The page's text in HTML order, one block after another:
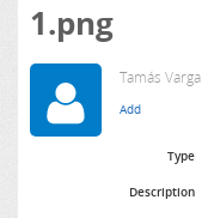
1.png
Tamás Varga
Type
Description